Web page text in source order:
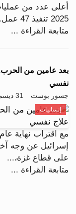
2025 تنفيذ 47 عمل...
متابعة القراءة ...
نفسي
جسور بوست 31 ديسمبر 2025 - 15:45
إنسانيات
إسرائيل عن وجه
على قطاع غزة،...
متابعة القراءة ...